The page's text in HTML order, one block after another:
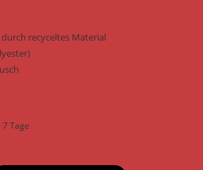
recyceltes Material
7 Tage